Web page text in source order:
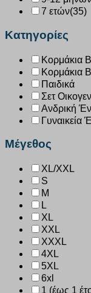
7 ετών(35)
Κατηγορίες
Κορμάκια
Κορμάκια
Παιδικά
Σετ
Ανδρική
Γυναικεία
Μέγεθος
XL/XXL
S
M
L
XL
XXL
XXXL
4XL
5XL
6xl
1 (έως 1